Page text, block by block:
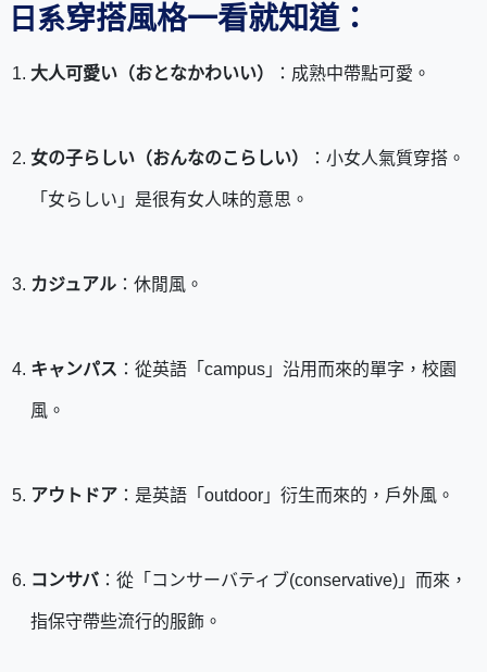
日系穿搭風格一看就知道：
大人可愛い（おとなかわいい） ：成熟中帶點可愛。
女の子らしい（おんなのこらしい） ：小女人氣質穿搭。
「女らしい」是很有女人味的意思。
カジュアル ：休閒風。
キャンパス ：從英語「campus」沿用而來的單字，校園
風。
アウトドア ：是英語「outdoor」衍生而來的，戶外風。
コンサバ ：從「コンサーバティブ(conservative)」而來，
指保守帶些流行的服飾。